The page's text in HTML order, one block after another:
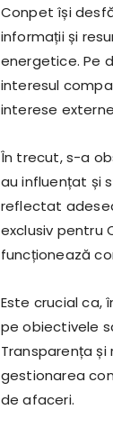
Conpet își
informații și
energetice. Pe
interesul
interese
În trecut, s-a
au influențat și
reflectat
exclusiv pentru
funcționează
Este crucial ca,
pe obiectivele
Transparența
gestionarea
de afaceri.